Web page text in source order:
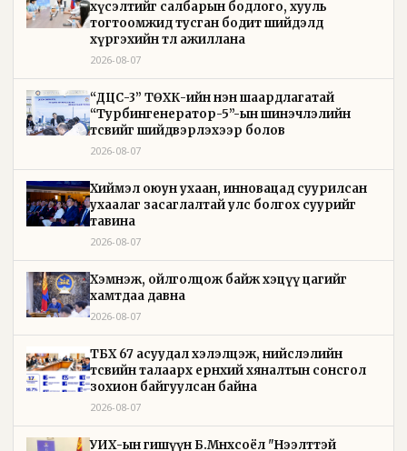
хүсэлтийг салбарын бодлого, хууль
тогтоомжид тусган бодит шийдэлд
хүргэхийн төлөө ажиллана
2026-08-07
“ДЦС-3” ТӨХК-ийн нэн шаардлагатай
“Турбингенератор-5”-ын шинэчлэлийн
төсвийг шийдвэрлэхээр болов
2026-08-07
Хиймэл оюун ухаан, инновацад суурилсан
ухаалаг засаглалтай улс болгох суурийг
тавина
2026-08-07
Хэмнэж, ойлголцож байж хэцүү цагийг
хамтдаа давна
2026-08-07
ТБХ 67 асуудал хэлэлцэж, нийслэлийн
төсвийн талаарх ерөнхий хяналтын сонсгол
зохион байгуулсан байна
2026-08-07
УИХ-ын гишүүн Б.Мөнхсоёл "Нээлттэй